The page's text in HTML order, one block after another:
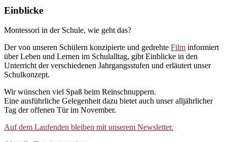
Einblicke
Montessori in der Schule, wie geht das?
Der von unseren Schülern konzipierte und gedrehte Film informiert
über Leben und Lernen im Schulalltag, gibt Einblicke in den
Unterricht der verschiedenen Jahrgangsstufen und erläutert unser
Schulkonzept.
Wir wünschen viel Spaß beim Reinschnuppern.
Eine ausführliche Gelegenheit dazu bietet auch unser alljährlicher
Tag der offenen Tür im November.
Auf dem Laufenden bleiben mit unserem Newsletter.